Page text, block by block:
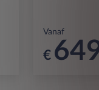
Vanaf
€